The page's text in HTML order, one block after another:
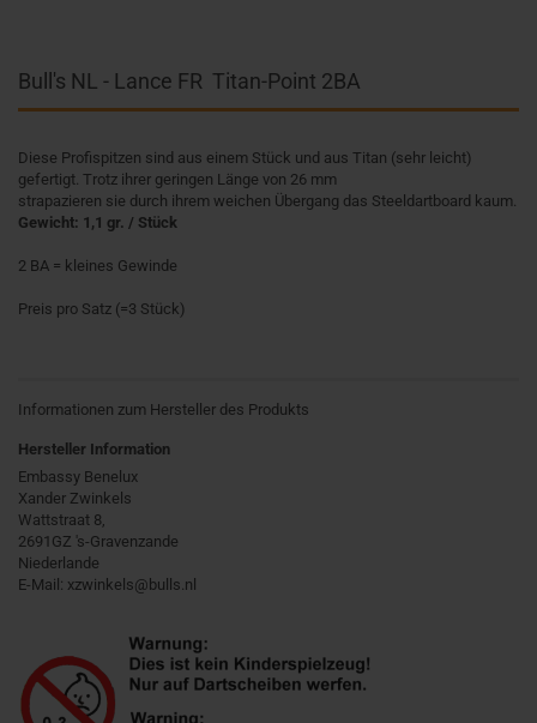
Bull's NL - Lance FR Titan-Point 2BA
Diese Profispitzen sind aus einem Stück und aus Titan (sehr leicht)
gefertigt. Trotz ihrer geringen Länge von 26 mm
strapazieren sie durch ihrem weichen Übergang das Steeldartboard kaum.
Gewicht: 1,1 gr. / Stück
2 BA = kleines Gewinde
Preis pro Satz (=3 Stück)
Informationen zum Hersteller des Produkts
Hersteller Information
Embassy Benelux
Xander Zwinkels
Wattstraat 8,
2691GZ 's-Gravenzande
Niederlande
E-Mail: xzwinkels@bulls.nl